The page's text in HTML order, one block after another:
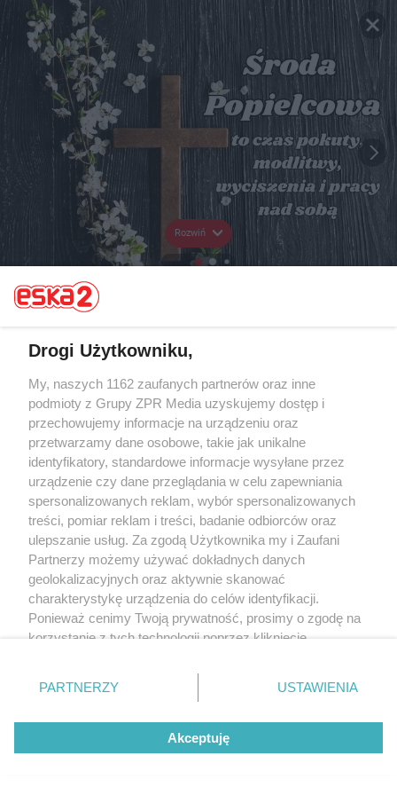
Rozwiń
Drogi Użytkowniku,
My, naszych 1162 zaufanych partnerów oraz inne
podmioty z Grupy ZPR Media uzyskujemy dostęp i
przechowujemy informacje na urządzeniu oraz
przetwarzamy dane osobowe, takie jak unikalne
identyfikatory, standardowe informacje wysyłane przez
urządzenie czy dane przeglądania w celu zapewniania
spersonalizowanych reklam, wybór spersonalizowanych
treści, pomiar reklam i treści, badanie odbiorców oraz
ulepszanie usług. Za zgodą Użytkownika my i Zaufani
Partnerzy możemy używać dokładnych danych
geolokalizacyjnych oraz aktywnie skanować
charakterystykę urządzenia do celów identyfikacji.
Ponieważ cenimy Twoją prywatność, prosimy o zgodę na
korzystanie z tych technologii poprzez kliknięcie
zmienić/wycofać klikając przycisk ustawień prywatności
znajdujący się w lewym dolnym rogu strony
rodzaje przetwarzania danych nie wymagają zgody
użytkownika, ale masz prawo sprzeciwić się takiemu
przetwarzaniu. Preferencje będą miały zastosowanie tylko
PARTNERZY USTAWIENIA
Akceptuję